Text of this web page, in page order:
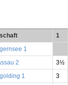
1
1
2
3½
1
3